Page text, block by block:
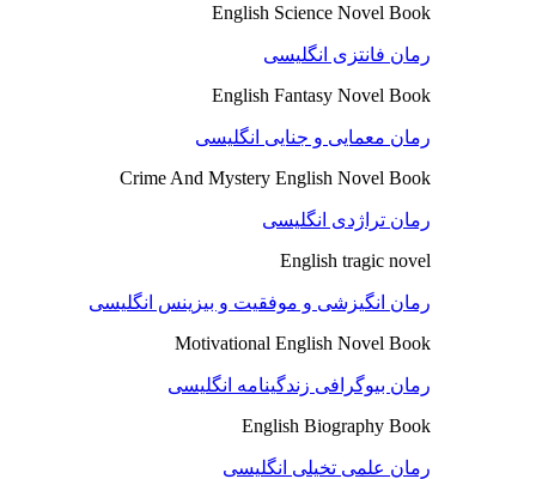
English Science Novel Book
رمان فانتزی انگلیسی
English Fantasy Novel Book
رمان معمایی و جنایی انگلیسی
Crime And Mystery English Novel Book
رمان تراژدی انگلیسی
English tragic novel
رمان انگیزشی و موفقیت و بیزینس انگلیسی
Motivational English Novel Book
رمان بیوگرافی زندگینامه انگلیسی
English Biography Book
رمان علمی تخیلی انگلیسی